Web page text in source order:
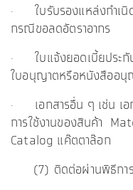
·ใบรับรองแหล่งกำ
กรณีขอลดอัตราอากร
·ใบแจ้งยอดเบี้ยปร
ใบอนุญาตหรือหนังสืออนุ
· เอกสารอื่น ๆ เช่น
การใช้งานของสินค้า
Catalog แค๊ตตาล๊อก
(7) ติดต่อผ่านพิธีการ